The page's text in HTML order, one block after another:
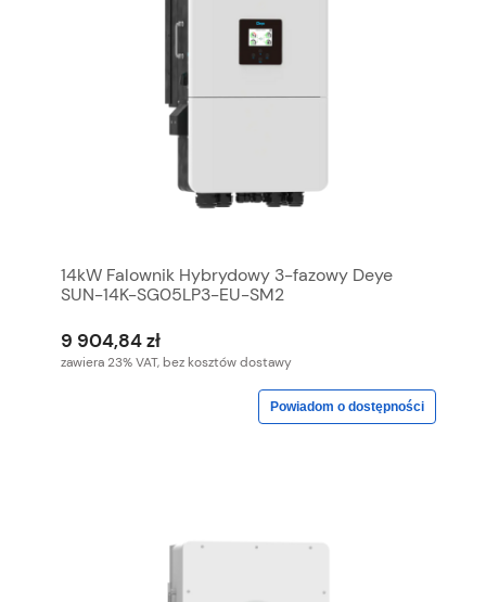
14kW Falownik Hybrydowy 3-fazowy Deye
SUN-14K-SG05LP3-EU-SM2
9 904,84 zł
zawiera 23% VAT, bez kosztów dostawy
Powiadom o dostępności